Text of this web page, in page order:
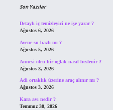
Son Yazılar
Detaylı iç temizleyici ne işe yarar ?
Ağustos 6, 2026
Avene su bazlı mı ?
Ağustos 5, 2026
Annesi ölen bir oğlak nasıl beslenir ?
Ağustos 3, 2026
Adi ortaklık üzerine araç alınır mı ?
Ağustos 3, 2026
Kara avı nedir ?
Temmuz 30, 2026